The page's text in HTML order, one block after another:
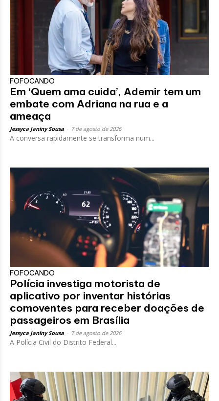
FOFOCANDO
Em ‘Quem ama cuida’, Ademir tem um
embate com Adriana na rua e a
ameaça
Jessyca Janiny Sousa 7 de agosto de 2026
A conversa rapidamente se transforma num...
FOFOCANDO
Polícia investiga motorista de
aplicativo por inventar histórias
comoventes para receber doações de
passageiros em Brasília
Jessyca Janiny Sousa 7 de agosto de 2026
A Polícia Civil do Distrito Federal...